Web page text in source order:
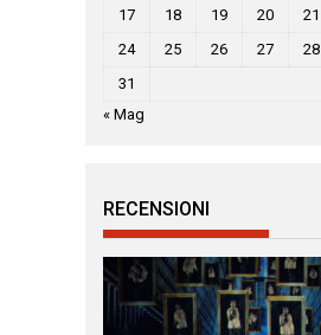
17
18 19 20 21
24
25 26 27 28
31
« Mag
RECENSIONI